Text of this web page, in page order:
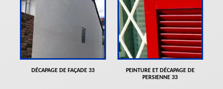
DÉCAPAGE DE FAÇADE 33
PEINTURE ET DÉCAPAGE DE
PERSIENNE 33